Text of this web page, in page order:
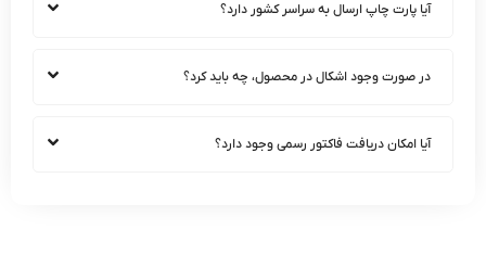
آیا پارت چاپ ارسال به سراسر کشور دارد؟
در صورت وجود اشکال در محصول، چه باید کرد؟
آیا امکان دریافت فاکتور رسمی وجود دارد؟